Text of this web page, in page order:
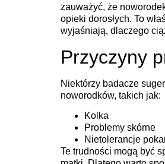
zauważyć, że
opieki dorosłych. To
wyjaśniają, dlaczego
Przyczyny
Niektórzy badacze
noworodków, takich jak:
Kolka
Problemy skórne
Nietolerancje
Te trudności mogą być